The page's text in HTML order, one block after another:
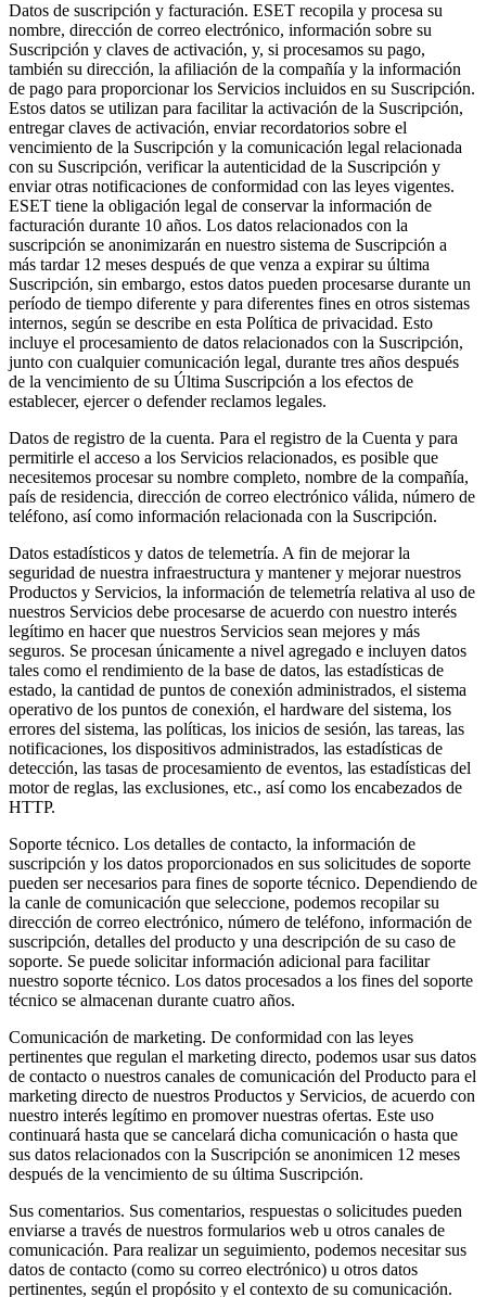
Datos de suscripción y facturación. ESET recopila y procesa su
nombre, dirección de correo electrónico, información sobre su
Suscripción y claves de activación, y, si procesamos su pago,
también su dirección, la afiliación de la compañía y la información
de pago para proporcionar los Servicios incluidos en su Suscripción.
Estos datos se utilizan para facilitar la activación de la Suscripción,
entregar claves de activación, enviar recordatorios sobre el
vencimiento de la Suscripción y la comunicación legal relacionada
con su Suscripción, verificar la autenticidad de la Suscripción y
enviar otras notificaciones de conformidad con las leyes vigentes.
ESET tiene la obligación legal de conservar la información de
facturación durante 10 años. Los datos relacionados con la
suscripción se anonimizarán en nuestro sistema de Suscripción a
más tardar 12 meses después de que venza a expirar su última
Suscripción, sin embargo, estos datos pueden procesarse durante un
período de tiempo diferente y para diferentes fines en otros sistemas
internos, según se describe en esta Política de privacidad. Esto
incluye el procesamiento de datos relacionados con la Suscripción,
junto con cualquier comunicación legal, durante tres años después
de la vencimiento de su Última Suscripción a los efectos de
establecer, ejercer o defender reclamos legales.
Datos de registro de la cuenta. Para el registro de la Cuenta y para
permitirle el acceso a los Servicios relacionados, es posible que
necesitemos procesar su nombre completo, nombre de la compañía,
país de residencia, dirección de correo electrónico válida, número de
teléfono, así como información relacionada con la Suscripción.
Datos estadísticos y datos de telemetría. A fin de mejorar la
seguridad de nuestra infraestructura y mantener y mejorar nuestros
Productos y Servicios, la información de telemetría relativa al uso de
nuestros Servicios debe procesarse de acuerdo con nuestro interés
legítimo en hacer que nuestros Servicios sean mejores y más
seguros. Se procesan únicamente a nivel agregado e incluyen datos
tales como el rendimiento de la base de datos, las estadísticas de
estado, la cantidad de puntos de conexión administrados, el sistema
operativo de los puntos de conexión, el hardware del sistema, los
errores del sistema, las políticas, los inicios de sesión, las tareas, las
notificaciones, los dispositivos administrados, las estadísticas de
detección, las tasas de procesamiento de eventos, las estadísticas del
motor de reglas, las exclusiones, etc., así como los encabezados de
HTTP.
Soporte técnico. Los detalles de contacto, la información de
suscripción y los datos proporcionados en sus solicitudes de soporte
pueden ser necesarios para fines de soporte técnico. Dependiendo de
la canle de comunicación que seleccione, podemos recopilar su
dirección de correo electrónico, número de teléfono, información de
suscripción, detalles del producto y una descripción de su caso de
soporte. Se puede solicitar información adicional para facilitar
nuestro soporte técnico. Los datos procesados a los fines del soporte
técnico se almacenan durante cuatro años.
Comunicación de marketing. De conformidad con las leyes
pertinentes que regulan el marketing directo, podemos usar sus datos
de contacto o nuestros canales de comunicación del Producto para el
marketing directo de nuestros Productos y Servicios, de acuerdo con
nuestro interés legítimo en promover nuestras ofertas. Este uso
continuará hasta que se cancelará dicha comunicación o hasta que
sus datos relacionados con la Suscripción se anonimicen 12 meses
después de la vencimiento de su última Suscripción.
Sus comentarios. Sus comentarios, respuestas o solicitudes pueden
enviarse a través de nuestros formularios web u otros canales de
comunicación. Para realizar un seguimiento, podemos necesitar sus
datos de contacto (como su correo electrónico) u otros datos
pertinentes, según el propósito y el contexto de su comunicación.